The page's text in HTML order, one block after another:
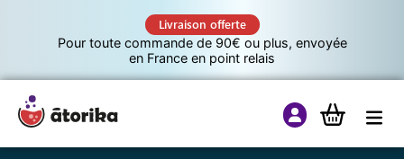
Livraison offerte
Pour toute commande de 90€ ou plus, envoyée
en France en point relais